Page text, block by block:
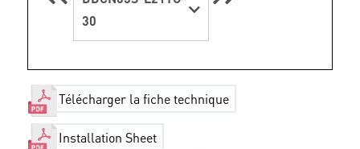
30
Télécharger la fiche technique
Installation Sheet